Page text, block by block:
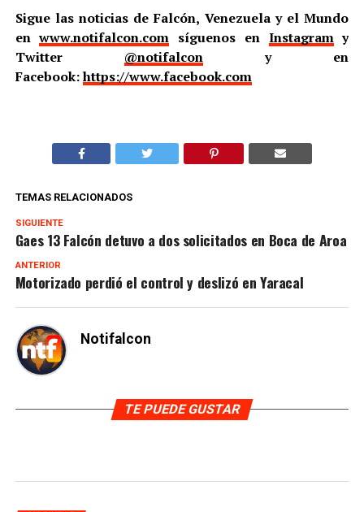
Sigue las noticias de Falcón, Venezuela y el Mundo
enwww.notifalcon.com síguenos en Instagramy
Twitter @notifalcony en
Facebook:https://www.facebook.com
TEMAS RELACIONADOS
SIGUIENTE
Gaes 13 Falcón detuvo a dos solicitados en Boca de Aroa
ANTERIOR
Motorizado perdió el control y deslizó en Yaracal
Notifalcon
TE PUEDE GUSTAR